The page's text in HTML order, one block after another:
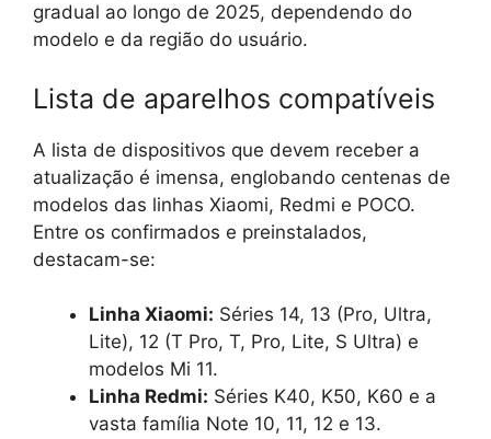
gradual ao longo de 2025, dependendo do
modelo e da região do usuário.
Lista de aparelhos compatíveis
A lista de dispositivos que devem receber a
atualização é imensa, englobando centenas de
modelos das linhas Xiaomi, Redmi e POCO.
Entre os confirmados e preinstalados,
destacam-se:
Linha Xiaomi: Séries 14, 13 (Pro, Ultra,
Lite), 12 (T Pro, T, Pro, Lite, S Ultra) e
modelos Mi 11.
Linha Redmi: Séries K40, K50, K60 e a
vasta família Note 10, 11, 12 e 13.